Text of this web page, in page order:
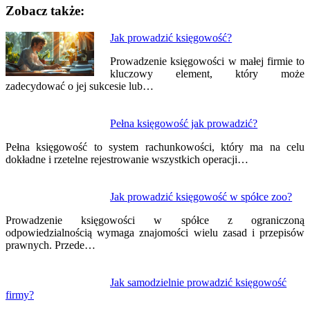
Zobacz także:
Jak prowadzić księgowość?
Prowadzenie księgowości w małej firmie to
kluczowy element, który może
zadecydować o jej sukcesie lub…
Pełna księgowość jak prowadzić?
Pełna księgowość to system rachunkowości, który ma na celu
dokładne i rzetelne rejestrowanie wszystkich operacji…
Jak prowadzić księgowość w spółce zoo?
Prowadzenie księgowości w spółce z ograniczoną
odpowiedzialnością wymaga znajomości wielu zasad i przepisów
prawnych. Przede…
Jak samodzielnie prowadzić księgowość
firmy?
Nawigacja
wpisu